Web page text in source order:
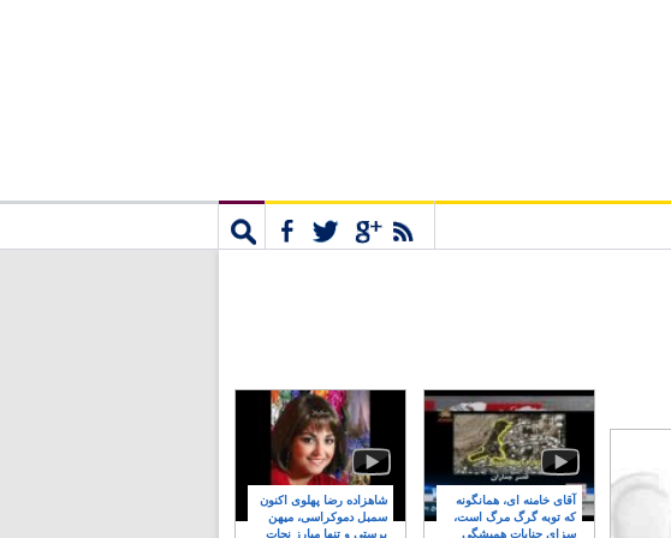
شاهزاده رضا پهلوی اکنون
سمبل دموکراسی، میهن
پرستی و تنها مبارز نجات
آقای خامنه ای، همانگونه
که توبه گرگ مرگ است،
سزای جنایات همیشگی